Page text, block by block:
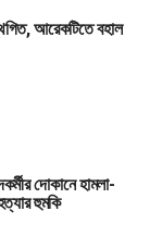
আরেকটিতে বহাল
দোকানে হামলা-
হুমকি